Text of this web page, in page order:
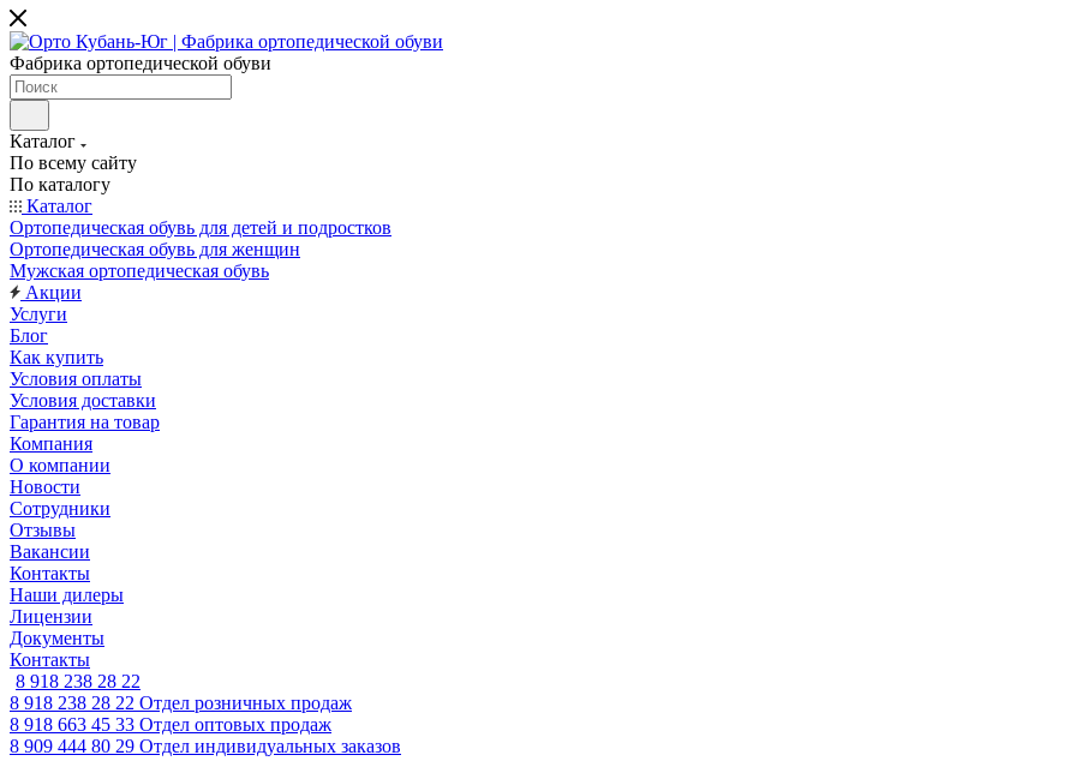
Фабрика ортопедической обуви
Каталог
По всему сайту
По каталогу
Каталог
Ортопедическая обувь для детей и подростков
Ортопедическая обувь для женщин
Мужская ортопедическая обувь
Акции
Услуги
Блог
Как купить
Условия оплаты
Условия доставки
Гарантия на товар
Компания
О компании
Новости
Сотрудники
Отзывы
Вакансии
Контакты
Наши дилеры
Лицензии
Документы
Контакты
8 918 238 28 22
8 918 238 28 22 Отдел розничных продаж
8 918 663 45 33 Отдел оптовых продаж
8 909 444 80 29 Отдел индивидуальных заказов